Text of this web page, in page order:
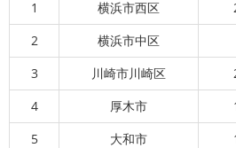
1
横浜市西区
2
横浜市中区
3
川崎市川崎区
4
厚木市
5
大和市